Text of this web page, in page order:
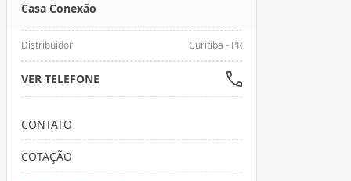
Casa Conexão
Distribuidor Curitiba - PR
VER TELEFONE
CONTATO
COTAÇÃO